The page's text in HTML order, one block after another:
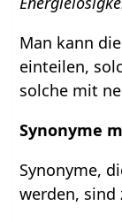
Man kann
einteilen,
solche mit
Synonyme
Synonyme,
werden, sind